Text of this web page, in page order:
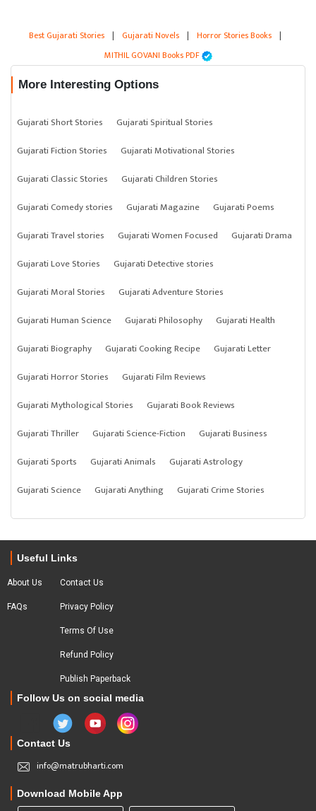
Best Gujarati Stories | Gujarati Novels | Horror Stories Books |
MITHIL GOVANI Books PDF
More Interesting Options
Gujarati Short Stories
Gujarati Spiritual Stories
Gujarati Fiction Stories
Gujarati Motivational Stories
Gujarati Classic Stories
Gujarati Children Stories
Gujarati Comedy stories
Gujarati Magazine
Gujarati Poems
Gujarati Travel stories
Gujarati Women Focused
Gujarati Drama
Gujarati Love Stories
Gujarati Detective stories
Gujarati Moral Stories
Gujarati Adventure Stories
Gujarati Human Science
Gujarati Philosophy
Gujarati Health
Gujarati Biography
Gujarati Cooking Recipe
Gujarati Letter
Gujarati Horror Stories
Gujarati Film Reviews
Gujarati Mythological Stories
Gujarati Book Reviews
Gujarati Thriller
Gujarati Science-Fiction
Gujarati Business
Gujarati Sports
Gujarati Animals
Gujarati Astrology
Gujarati Science
Gujarati Anything Gujarati Crime Stories
Useful Links
About Us
FAQs
Contact Us
Privacy Policy
Terms Of Use
Refund Policy
Publish Paperback
Follow Us on social media
Contact Us
info@matrubharti.com
Download Mobile App